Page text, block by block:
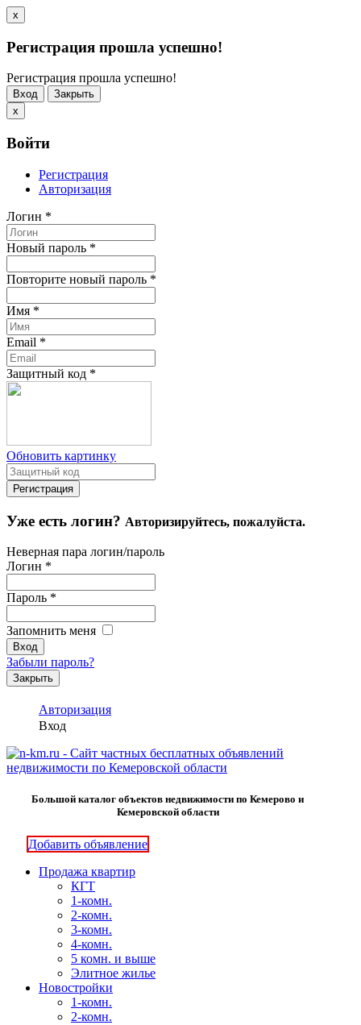
x
Регистрация прошла успешно!
Регистрация прошла успешно!
Вход
Закрыть
x
Войти
Регистрация
Авторизация
Логин *
Новый пароль *
Повторите новый пароль *
Имя *
Email *
Защитный код *
Обновить картинку
Уже есть логин? Авторизируйтесь, пожалуйста.
Неверная пара логин/пароль
Логин *
Пароль *
Запомнить меня
Забыли пароль?
Закрыть
Авторизация
Вход
Большой каталог объектов недвижимости по Кемерово и
Кемеровской области
Добавить объявление
Продажа квартир
КГТ
1-комн.
2-комн.
3-комн.
4-комн.
5 комн. и выше
Элитное жилье
Новостройки
1-комн.
2-комн.